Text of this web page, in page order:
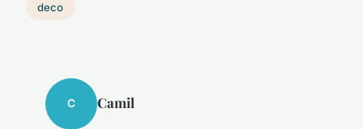
deco
C Camil